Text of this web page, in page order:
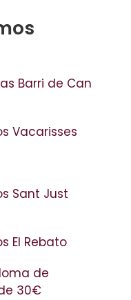
Barri de Can
Vacarisses
Sant Just
El Rebato
de
30€